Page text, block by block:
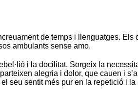
de temps i llenguatges. Els
ambulants sense amo.
i la docilitat. Sorgeix la
alegria i dolor, que cauen i
seu sentit més pur en la repetició i